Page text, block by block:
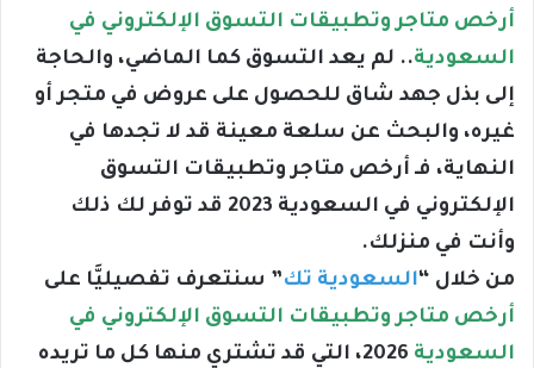
أرخص متاجر وتطبيقات التسوق الإلكتروني في
السعودية.. لم يعد التسوق كما الماضي، والحاجة
إلى بذل جهد شاق للحصول على عروض في متجر أو
غيره، والبحث عن سلعة معينة قد لا تجدها في
النهاية، فـ أرخص متاجر وتطبيقات التسوق
الإلكتروني في السعودية 2023 قد توفر لك ذلك
وأنت في منزلك.
من خلال “السعودية تك” سنتعرف تفصيليَّا على
أرخص متاجر وتطبيقات التسوق الإلكتروني في
السعودية
2026، التي قد تشتري منها كل ما تريده